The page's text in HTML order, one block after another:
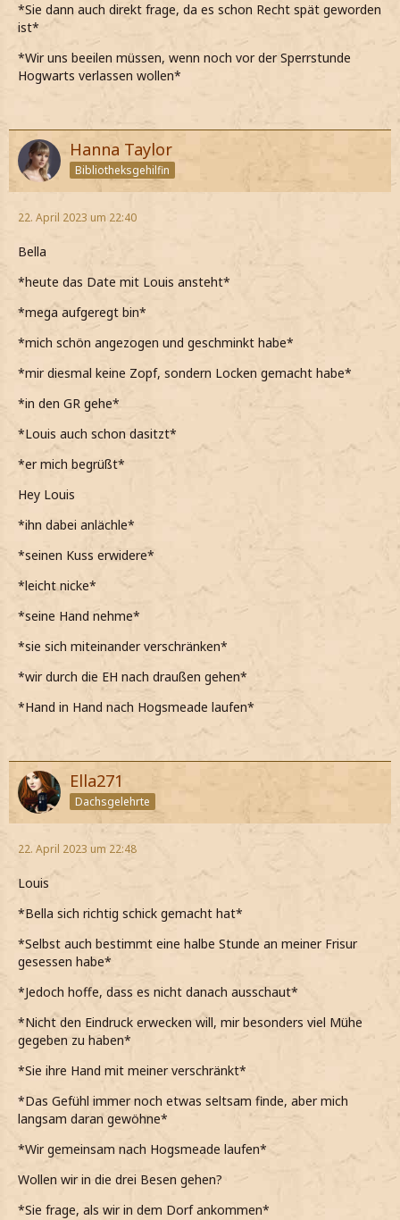
*Sie dann auch direkt frage, da es schon Recht spät geworden
ist*
*Wir uns beeilen müssen, wenn noch vor der Sperrstunde
Hogwarts verlassen wollen*
Hanna Taylor
Bibliotheksgehilfin
22. April 2023 um 22:40
Bella
*heute das Date mit Louis ansteht*
*mega aufgeregt bin*
*mich schön angezogen und geschminkt habe*
*mir diesmal keine Zopf, sondern Locken gemacht habe*
*in den GR gehe*
*Louis auch schon dasitzt*
*er mich begrüßt*
Hey Louis
*ihn dabei anlächle*
*seinen Kuss erwidere*
*leicht nicke*
*seine Hand nehme*
*sie sich miteinander verschränken*
*wir durch die EH nach draußen gehen*
*Hand in Hand nach Hogsmeade laufen*
Ella271
Dachsgelehrte
22. April 2023 um 22:48
Louis
*Bella sich richtig schick gemacht hat*
*Selbst auch bestimmt eine halbe Stunde an meiner Frisur
gesessen habe*
*Jedoch hoffe, dass es nicht danach ausschaut*
*Nicht den Eindruck erwecken will, mir besonders viel Mühe
gegeben zu haben*
*Sie ihre Hand mit meiner verschränkt*
*Das Gefühl immer noch etwas seltsam finde, aber mich
langsam daran gewöhne*
*Wir gemeinsam nach Hogsmeade laufen*
Wollen wir in die drei Besen gehen?
*Sie frage, als wir in dem Dorf ankommen*